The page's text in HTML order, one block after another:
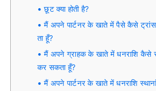
छूट क्या होती है?
मैं अपने पार्टनर के खाते में पैसे कैसे
ता हूँ?
मैं अपने ग्राहक के खाते में धनराशि कैसे
कर सकता हूँ?
मैं अपने पार्टनर के खाते में धनराशि